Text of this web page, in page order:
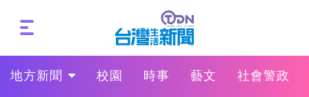
地方新聞 校園 時事 藝文 社會警政